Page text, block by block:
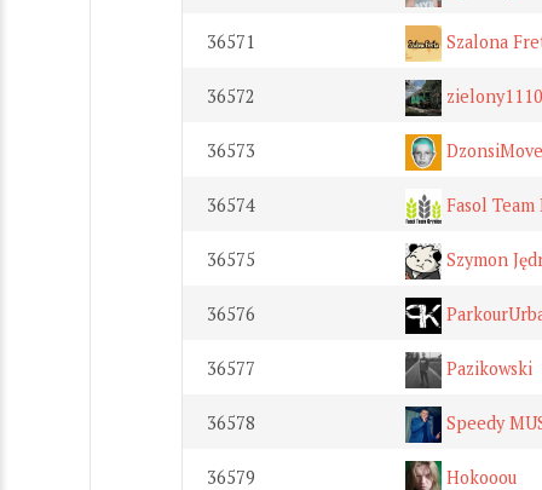
36571 Szalona
36572
36573 DzonsiMove
36574 Fasol
36575 Szymon
36576
36577 Pazikowski
36578 Speedy
36579 Hokooou